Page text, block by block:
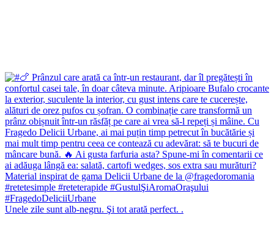
Unele zile sunt alb-negru. Şi tot arată perfect. .